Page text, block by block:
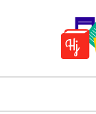
Navigation